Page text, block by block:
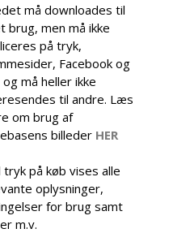
må downloades til
brug, men må ikke
på tryk,
Facebook og
og må heller ikke
til andre. Læs
om brug af
billeder HER
tryk på køb vises alle
oplysninger,
for brug samt
m.v.